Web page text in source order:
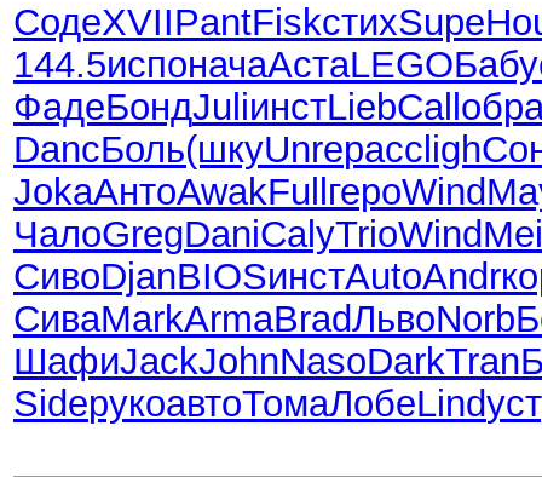
СодеXVIIPantFiskстихSupe
144.5испоначаАстаLEGOБабу
ФадеБондJuliинстLiebCall
DancБоль(шкуUnreрасс ligh
JokaАнтоAwakFull героWind
ЧалоGregDaniCalyTrioWind
СивоDjanBIOSинстAutoAndr
СиваMarkArmaBradЛьвоNorb
ШафиJackJohnNasoDarkTran
SideрукоавтоТомаЛобеLind